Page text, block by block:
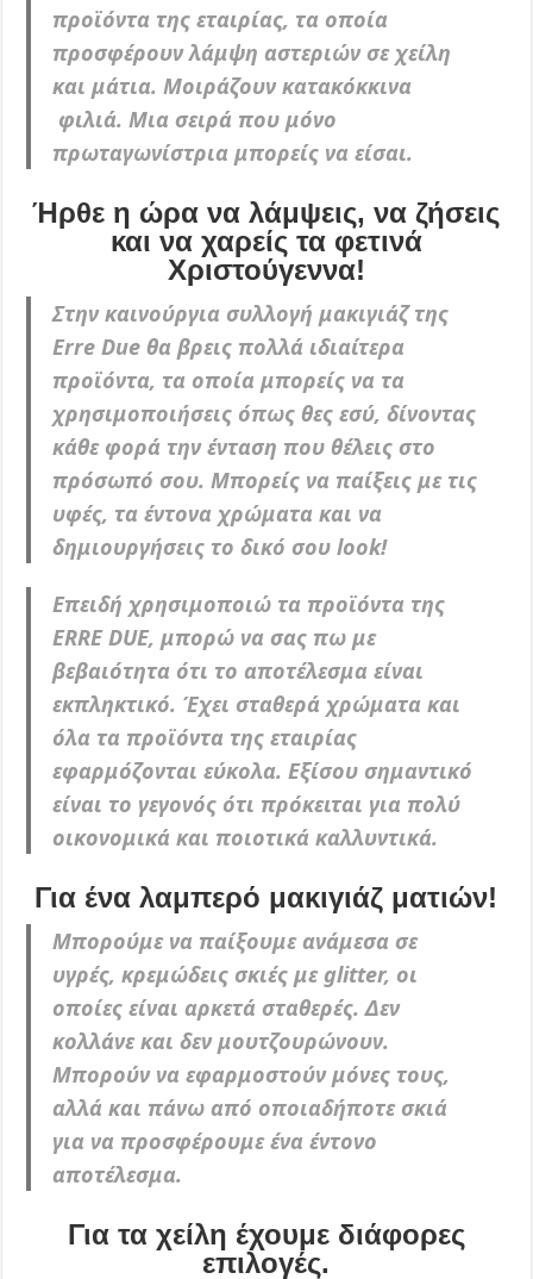
προϊόντα της εταιρίας, τα οποία
προσφέρουν λάμψη αστεριών σε χείλη
και μάτια. Μοιράζουν κατακόκκινα
φιλιά. Μια σειρά που μόνο
πρωταγωνίστρια μπορείς να είσαι.
Ήρθε η ώρα να λάμψεις, να ζήσεις
και να χαρείς τα φετινά
Χριστούγεννα!
Στην καινούργια συλλογή μακιγιάζ της
Erre Due θα βρεις πολλά ιδιαίτερα
προϊόντα, τα οποία μπορείς να τα
χρησιμοποιήσεις όπως θες εσύ, δίνοντας
κάθε φορά την ένταση που θέλεις στο
πρόσωπό σου. Μπορείς να παίξεις με τις
υφές, τα έντονα χρώματα και να
δημιουργήσεις το δικό σου look!
Επειδή χρησιμοποιώ τα προϊόντα της
ERRE DUE, μπορώ να σας πω με
βεβαιότητα ότι το αποτέλεσμα είναι
εκπληκτικό. Έχει σταθερά χρώματα και
όλα τα προϊόντα της εταιρίας
εφαρμόζονται εύκολα. Εξίσου σημαντικό
είναι το γεγονός ότι πρόκειται για πολύ
οικονομικά και ποιοτικά καλλυντικά.
Για ένα λαμπερό μακιγιάζ ματιών!
Μπορούμε να παίξουμε ανάμεσα σε
υγρές, κρεμώδεις σκιές με glitter, οι
οποίες είναι αρκετά σταθερές. Δεν
κολλάνε και δεν μουτζουρώνουν.
Μπορούν να εφαρμοστούν μόνες τους,
αλλά και πάνω από οποιαδήποτε σκιά
για να προσφέρουμε ένα έντονο
αποτέλεσμα.
Για τα χείλη έχουμε διάφορες
επιλογές.